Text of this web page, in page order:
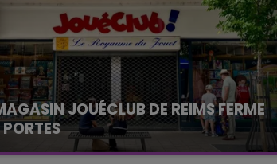
JOUÉCLUB DE REIMS FERME
PORTES
l'une des institutions du centre-ville